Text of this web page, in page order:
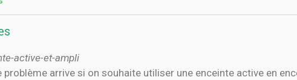
active-et-ampli
arrive si on souhaite utiliser une enceinte active en